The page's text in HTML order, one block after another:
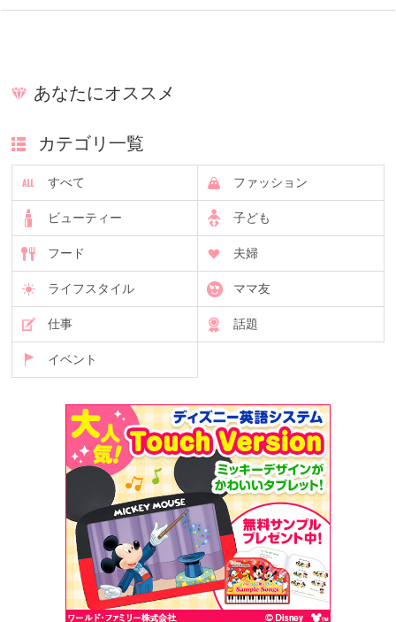
あなたにオススメ
カテゴリ一覧
すべて ファッション
ビューティー 子ども
フード 夫婦
ライフスタイル ママ友
仕事 話題
イベント